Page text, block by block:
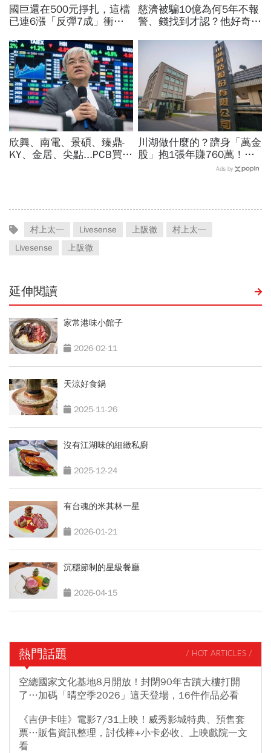
國巨還在500元掙扎，這檔
已連6漲「反彈7成」衝千
還有5成空間
慈濟被騙10億為何5年不報
警、錢找到才認？他好奇：
「擋疫苗」黑鍋只求1件事
欣興、南電、景碩、臻鼎-
KY、金居、尖點...PCB買誰
川湖做什麼的？躋身「萬金
股」抱1張年賺760萬！傳
產鐵工廠如何翻身「只有兩
Ads by
村上太一 Livesense 上阪徹
村上太一
Livesense
上阪徹
延伸閱讀
家常港味小館子
2026-02-11
天涼好食鍋
2025-11-26
沒有江湖味的細緻私廚
2025-12-24
有台魂的米其林一星
2026-01-21
沉穩節制的星級餐廳
2026-04-15
熱門話題 / HOT ARTICLES /
空總國家文化基地8月開放！封閉90年古蹟大樓打開
了…加碼「晴空季2026」這天登場，16件作品必看
《吉伊卡哇》電影7/31上映！威秀影城特典、預售套
票…販售資訊整理，討伐棒+小卡必收、上映戲院一文
看